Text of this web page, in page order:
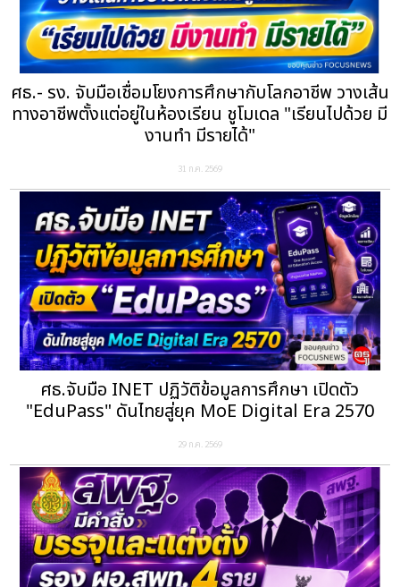
ศธ.- รง. จับมือเชื่อมโยงการศึกษากับโลกอาชีพ วางเส้น
ทางอาชีพตั้งแต่อยู่ในห้องเรียน ชูโมเดล "เรียนไปด้วย มี
งานทำ มีรายได้"
31 ก.ค. 2569
ศธ.จับมือ INET ปฏิวัติข้อมูลการศึกษา เปิดตัว
"EduPass" ดันไทยสู่ยุค MoE Digital Era 2570
29 ก.ค. 2569